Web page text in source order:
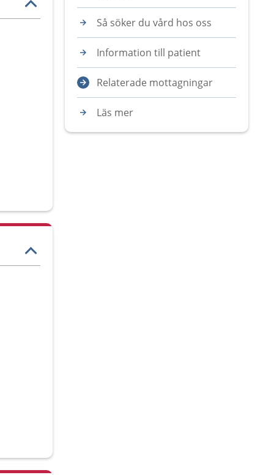
Så söker du vård hos oss
Information till patient
Relaterade mottagningar
Läs mer